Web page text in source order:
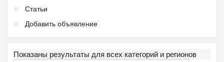
Частный детский сад ОБ...
Статьи
Добавить объявление
Показаны результаты для всех категорий и регионов